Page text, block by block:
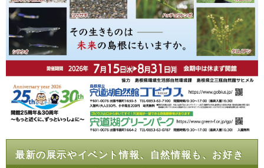
最新の展示やイベント情報、自然情報も、お好き